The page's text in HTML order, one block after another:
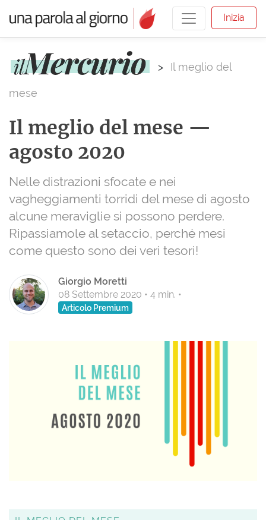
Inizia
> Il meglio del
mese
Il meglio del mese —
agosto 2020
Nelle distrazioni sfocate e nei
vagheggiamenti torridi del mese di agosto
alcune meraviglie si possono perdere.
Ripassiamole al setaccio, perché mesi
come questo sono dei veri tesori!
Giorgio Moretti
08 Settembre 2020 •4 min. •
Articolo Premium